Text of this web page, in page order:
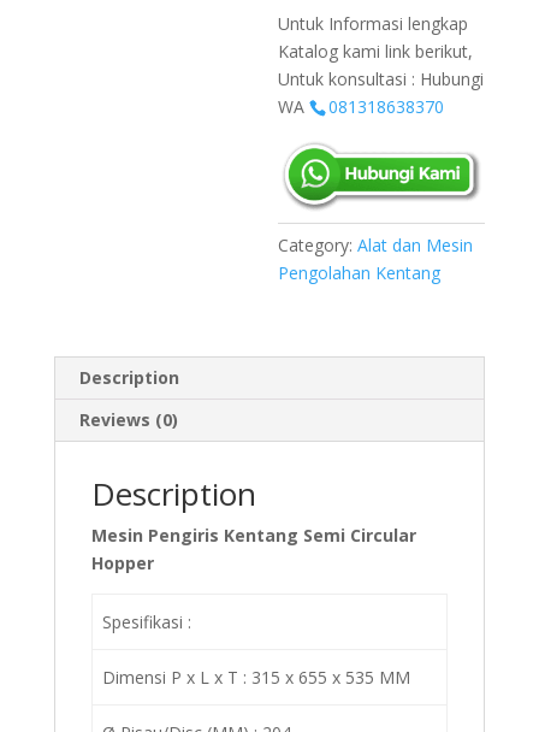
Untuk Informasi lengkap
Katalog kami link berikut,
Untuk konsultasi : Hubungi
WA
081318638370
Category:Alat dan Mesin
Pengolahan Kentang
Description
Reviews (0)
Description
Mesin Pengiris Kentang Semi Circular
Hopper
Spesifikasi :
Dimensi P x L x T : 315 x 655 x 535 MM